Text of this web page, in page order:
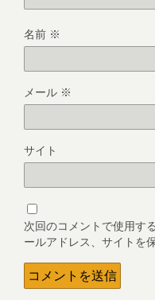
名前 ※
メール ※
サイト
次回のコメントで使用す
ールアドレス、サイトを